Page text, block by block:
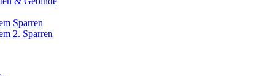
Sparren
2. Sparren